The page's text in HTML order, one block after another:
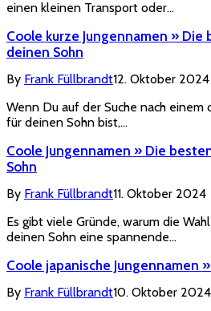
einen kleinen Transport oder…
Coole kurze Jungennamen » Die
deinen Sohn
By Frank Füllbrandt12. Oktober 2024
Wenn Du auf der Suche nach einem
für deinen Sohn bist,…
Coole Jungennamen » Die
Sohn
By Frank Füllbrandt11. Oktober 2024
Es gibt viele Gründe, warum die
deinen Sohn eine spannende…
Coole japanische Jungennamen
By Frank Füllbrandt10. Oktober 2024